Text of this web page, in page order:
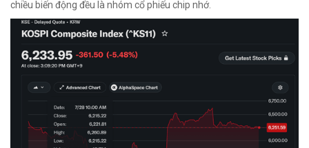
chiều biến động đều là nhóm cổ phiếu chip nhớ.